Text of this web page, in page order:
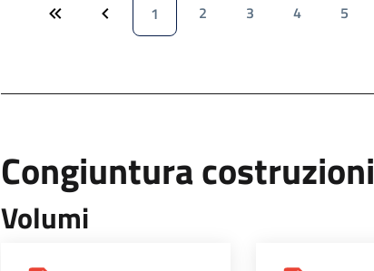
1 2 3 4 5
Congiuntura costruzioni
Volumi